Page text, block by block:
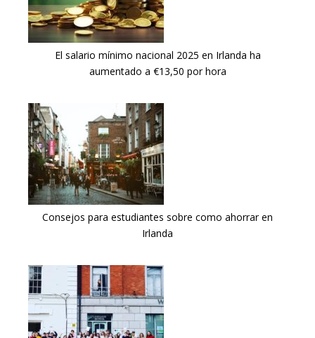
El salario mínimo nacional 2025 en Irlanda ha
aumentado a €13,50 por hora
Consejos para estudiantes sobre como ahorrar en
Irlanda